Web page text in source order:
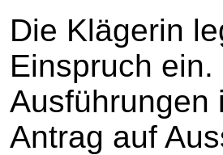
Die Klägerin
Einspruch
Ausführungen
Antrag auf